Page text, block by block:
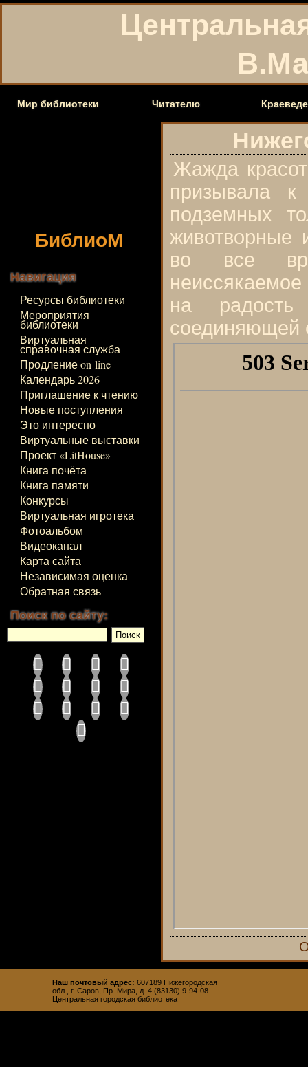
Мир библиотеки Читателю
БиблиоМ
Навигация
Ресурсы библиотеки
Мероприятия
библиотеки
Виртуальная
справочная служба
Продление on-line
Календарь 2026
Приглашение к чтению
Новые поступления
Это интересно
Виртуальные выставки
Проект «LitHouse»
Книга почёта
Книга памяти
Конкурсы
Виртуальная игротека
Фотоальбом
Видеоканал
Карта сайта
Независимая оценка
Обратная связь
Поиск по сайту:
Жажда
призывала к
подземных
животворные
во все
на
соединяющей
Наш почтовый адрес: 607189 Нижегородская
обл., г. Саров, Пр. Мира, д. 4 (83130) 9-94-08
Центральная городская библиотека